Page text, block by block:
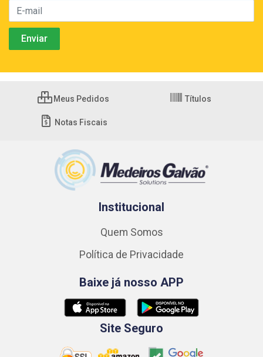
Meus Pedidos Títulos
Notas Fiscais
Institucional
Quem Somos
Política de Privacidade
Baixe já nosso APP
Site Seguro